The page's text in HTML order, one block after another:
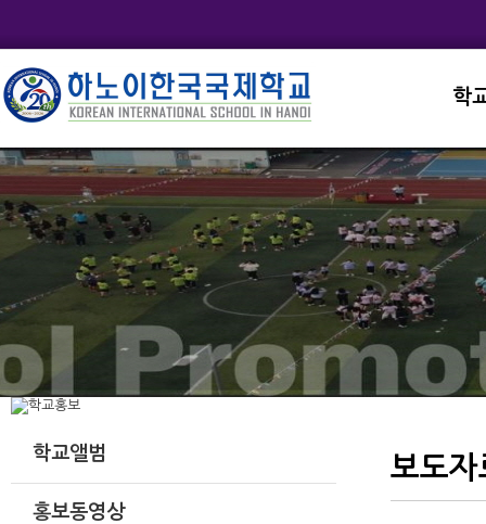
학
교
학
학
학
학교앨범
홍보동영상
보도자